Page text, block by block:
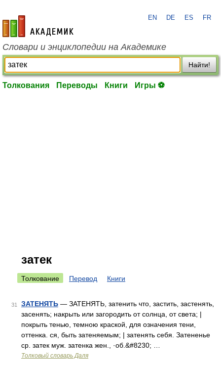
academic.ru
EN DE ES FR
Словари и энциклопедии на Академике
Найти!
Толкования Переводы Книги Игры ⚽
затек
Толкование Перевод Книги
31 ЗАТЕНЯТЬ — ЗАТЕНЯТЬ, затенить что, застить, застенять,
засенять; накрыть или загородить от солнца, от света; |
покрыть тенью, темною краской, для означения тени,
оттенка. ся, быть затеняемым; | затенять себя. Затененье
ср. затек муж. затенка жен., ·об.&#8230; …
Толковый словарь Даля